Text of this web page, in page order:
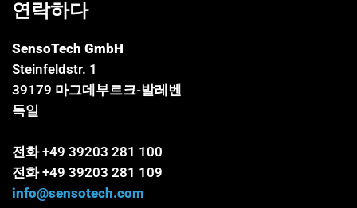
연락하다
SensoTech GmbH
Steinfeldstr. 1
39179 마그데부르크-발레벤
독일
전화 +49 39203 281 100
전화 +49 39203 281 109
info@sensotech.com